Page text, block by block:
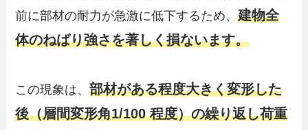
前に部材の耐力が急激に低下するため、建物全
体のねばり強さを著しく損ないます。
この現象は、部材がある程度大きく変形した
後（層間変形角1/100 程度）の繰り返し荷重